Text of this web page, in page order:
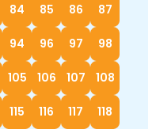
84 85 86 87
94 96 97 98
105 106 107 108
115 116 117 118